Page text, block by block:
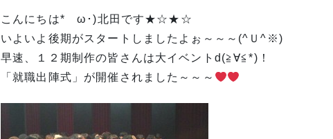
こんにちは*ゝω･)北田です★☆★☆
いよいよ後期がスタートしましたよぉ～～～(^Ｕ^※)
早速、１２期制作の皆さんは大イベントd(≧∀≦*)！
「就職出陣式」が開催されました～～～